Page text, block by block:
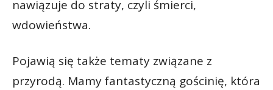
nawiązuje do straty, czyli śmierci,
wdowieństwa.
Pojawią się także tematy związane z
przyrodą. Mamy fantastyczną gościnię, która